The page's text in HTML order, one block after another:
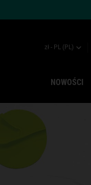
zł - PL (PL)
NOWOŚCI